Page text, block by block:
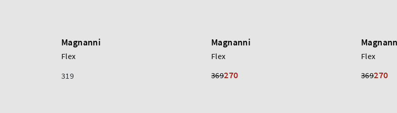
Magnanni
Flex
319
Magnanni
Flex
369270
Flex
369270